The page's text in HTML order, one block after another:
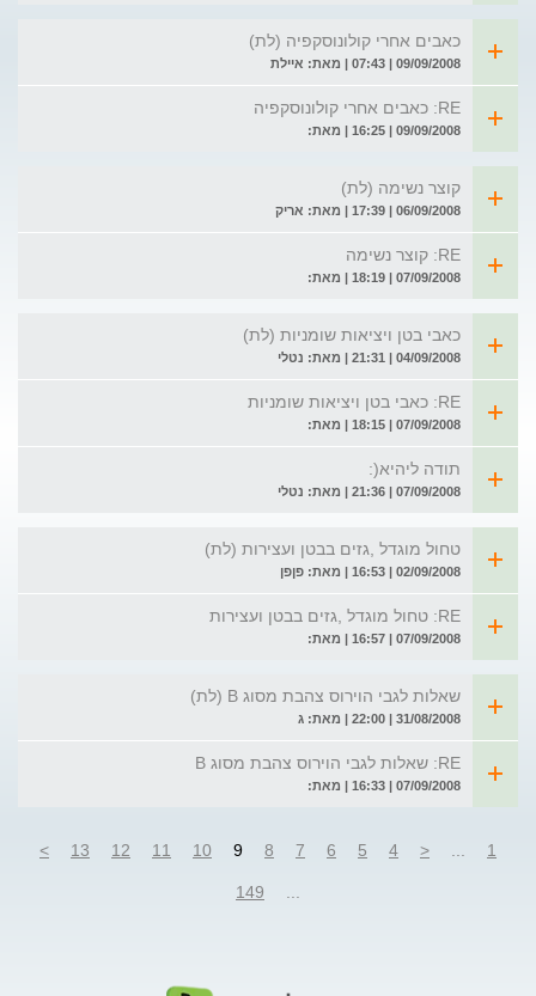
כאבים אחרי קולונוסקפיה (לת)
09/09/2008 | 07:43 | מאת: איילת
RE: כאבים אחרי קולונוסקפיה
09/09/2008 | 16:25 | מאת:
קוצר נשימה (לת)
06/09/2008 | 17:39 | מאת: אריק
RE: קוצר נשימה
07/09/2008 | 18:19 | מאת:
כאבי בטן ויציאות שומניות (לת)
04/09/2008 | 21:31 | מאת: נטלי
RE: כאבי בטן ויציאות שומניות
07/09/2008 | 18:15 | מאת:
תודה ליהיא(:
07/09/2008 | 21:36 | מאת: נטלי
טחול מוגדל ,גזים בבטן ועצירות (לת)
02/09/2008 | 16:53 | מאת: פןפן
RE: טחול מוגדל ,גזים בבטן ועצירות
07/09/2008 | 16:57 | מאת:
שאלות לגבי הוירוס צהבת מסוג B (לת)
31/08/2008 | 22:00 | מאת: ג
RE: שאלות לגבי הוירוס צהבת מסוג B
07/09/2008 | 16:33 | מאת:
1
<
4
5
6
7
8
9
10
11
12
13
>
149